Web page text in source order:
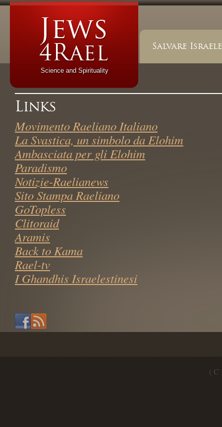
Science and Spirituality
Salvare Israele
Links
Movimento Raeliano Italiano
La Svastica, un simbolo da Elohim
Ambasciata per gli Elohim
Paradismo
Notizie-Raelianews
Sito Stampa Raeliano
GoTopless
Clitoraid
Aramis
Back to Kama
Rael-tv
I Ghandhis Israelestinesi
( C